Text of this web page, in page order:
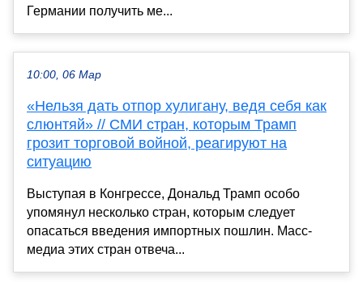
Германии получить ме...
10:00, 06 Мар
«Нельзя дать отпор хулигану, ведя себя как
слюнтяй» // СМИ стран, которым Трамп
грозит торговой войной, реагируют на
ситуацию
Выступая в Конгрессе, Дональд Трамп особо
упомянул несколько стран, которым следует
опасаться введения импортных пошлин. Масс-
медиа этих стран отвеча...